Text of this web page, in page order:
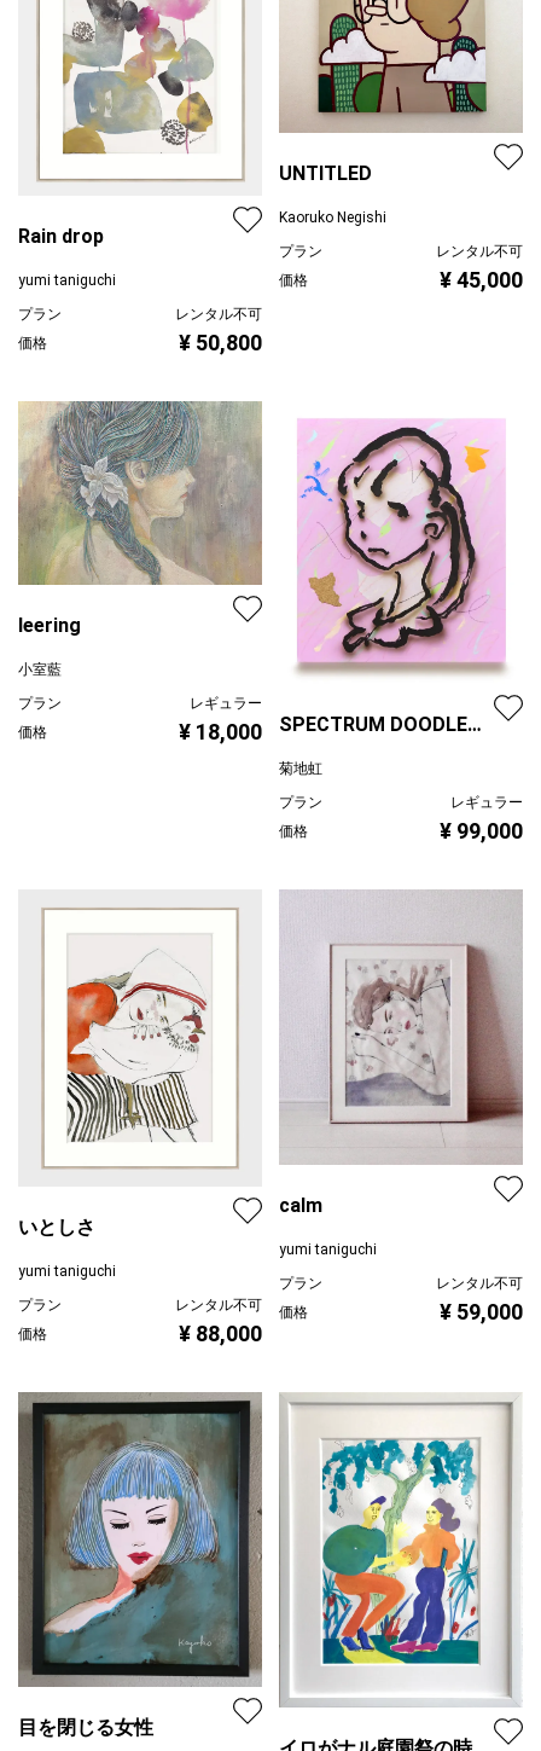
Rain drop
yumi taniguchi
プラン
レンタル不可
価格
¥ 50,800
UNTITLED
Kaoruko Negishi
プラン
レンタル不可
価格
¥ 45,000
leering
小室藍
プラン
レギュラー
価格
¥ 18,000
SPECTRUM DOODLE
菊地虹
プラン
レギュラー
価格
¥ 99,000
いとしさ
yumi taniguchi
プラン
レンタル不可
価格
¥ 88,000
calm
yumi taniguchi
プラン
レンタル不可
価格
¥ 59,000
目を閉じる女性